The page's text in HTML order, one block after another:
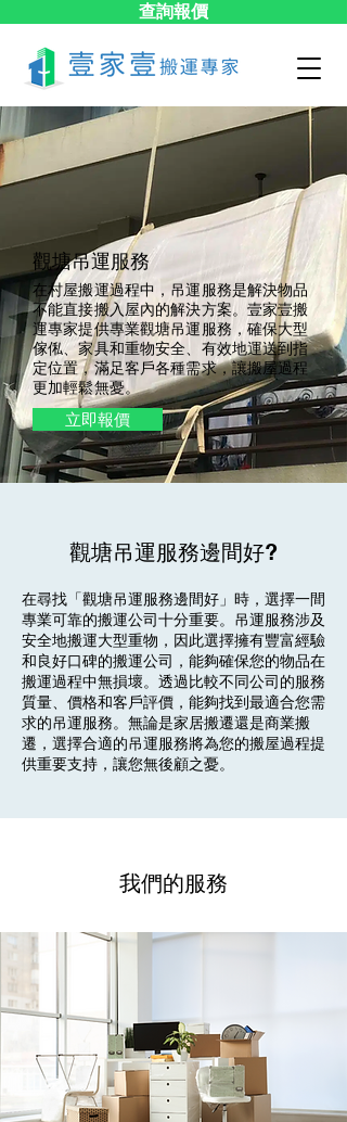
查詢報價
觀塘吊運服務
在村屋搬運過程中，吊運服務是解決物品
不能直接搬入屋內的解決方案。壹家壹搬
運專家提供專業觀塘吊運服務，確保大型
傢俬、家具和重物安全、有效地運送到指
定位置，滿足客戶各種需求，讓搬屋過程
更加輕鬆無憂。
立即報價
觀塘吊運服務邊間好?
在尋找「觀塘吊運服務邊間好」時，選擇一間
專業可靠的搬運公司十分重要。吊運服務涉及
安全地搬運大型重物，因此選擇擁有豐富經驗
和良好口碑的搬運公司，能夠確保您的物品在
搬運過程中無損壞。透過比較不同公司的服務
質量、價格和客戶評價，能夠找到最適合您需
求的吊運服務。無論是家居搬遷還是商業搬
遷，選擇合適的吊運服務將為您的搬屋過程提
供重要支持，讓您無後顧之憂。
我們的服務